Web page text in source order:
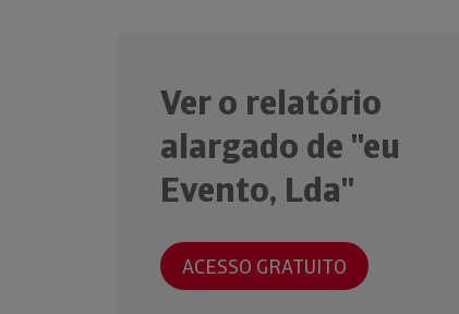
Ver o relatório
alargado de "eu
Evento, Lda"
ACESSO GRATUITO